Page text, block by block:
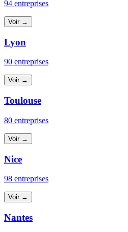
94 entreprises
Voir →
Lyon
90 entreprises
Voir →
Toulouse
80 entreprises
Voir →
Nice
98 entreprises
Voir →
Nantes